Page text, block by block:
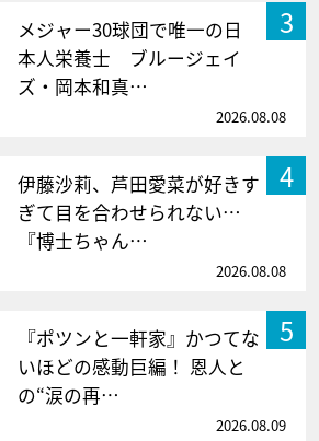
3
メジャー30球団で唯一の日
本人栄養士 ブルージェイ
ズ・岡本和真…
2026.08.08
4
伊藤沙莉、芦田愛菜が好きす
ぎて目を合わせられない…
『博士ちゃん…
2026.08.08
5
『ポツンと一軒家』かつてな
いほどの感動巨編！ 恩人と
の“涙の再…
2026.08.09